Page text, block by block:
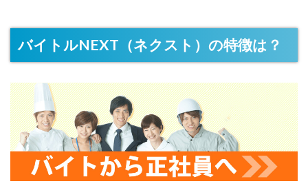
バイトルNEXT（ネクスト）の特徴は？